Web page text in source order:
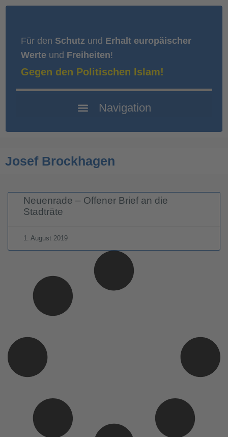
Für den Schutz und Erhalt europäischer
Werte und Freiheiten!
Gegen den Politischen Islam!
Josef Brockhagen
Neuenrade – Offener Brief an die
Stadträte
1. August 2019